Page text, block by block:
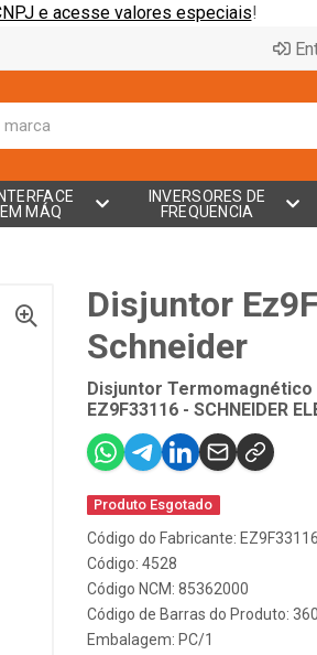
e acesse valores especiais!
MÁQ
INVERSORES DE
FREQUENCIA
Disjuntor
Schneider
Disjuntor Termomagnético
EZ9F33116 - SCHNEIDER
Produto Esgotado
Código do Fabricante: EZ9F33116
Código: 4528
Código NCM: 85362000
Código de Barras do Produto:
Embalagem: PC/1